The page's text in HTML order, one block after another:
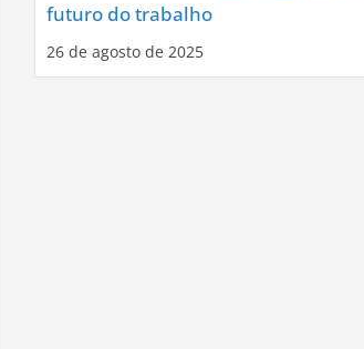
futuro do trabalho
26 de agosto de 2025